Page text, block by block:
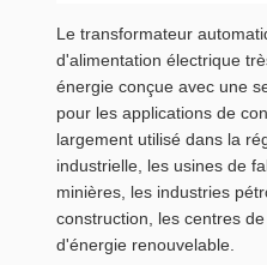
Le transformateur
d'alimentation électrique
énergie conçue avec une
pour les applications de
largement utilisé dans la
industrielle, les usines de
minières, les industries
construction, les centres
d'énergie renouvelable.